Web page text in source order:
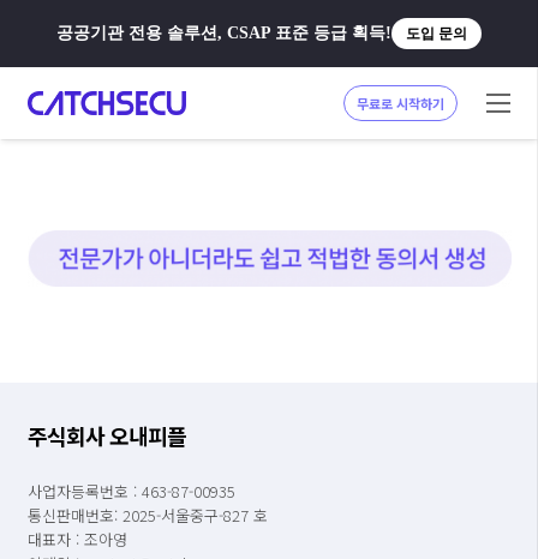
공공기관 전용 솔루션, CSAP 표준 등급 획득! 도입 문의
무료로 시작하기
주식회사 오내피플
사업자등록번호 : 463-87-00935
통신판매번호: 2025-서울중구-827 호
대표자 : 조아영